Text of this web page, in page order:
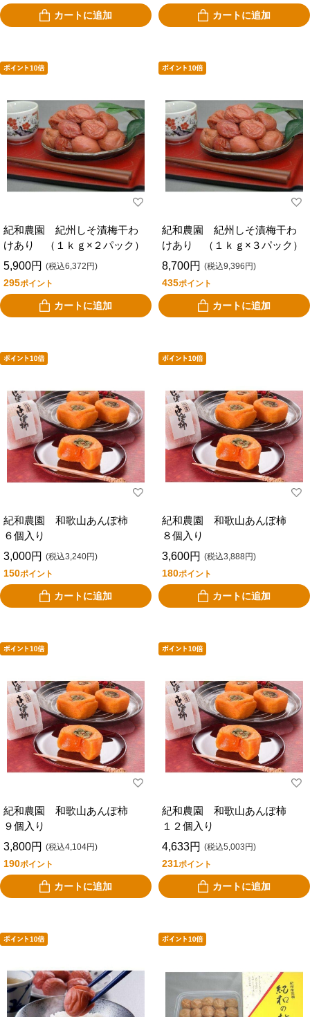
カートに追加 カートに追加
紀和農園 紀州しそ漬梅干わ
けあり （１ｋｇ×２パック）
5,900円 (税込6,372円)
295ポイント
カートに追加
紀和農園 紀州しそ漬梅干わ
けあり （１ｋｇ×３パック）
8,700円 (税込9,396円)
435ポイント
カートに追加
紀和農園 和歌山あんぽ柿
６個入り
3,000円 (税込3,240円)
150ポイント
カートに追加
紀和農園 和歌山あんぽ柿
８個入り
3,600円 (税込3,888円)
180ポイント
カートに追加
紀和農園 和歌山あんぽ柿
９個入り
3,800円 (税込4,104円)
190ポイント
カートに追加
紀和農園 和歌山あんぽ柿
１２個入り
4,633円 (税込5,003円)
231ポイント
カートに追加